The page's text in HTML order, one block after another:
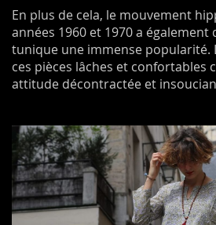
En plus de cela, le mouvement
années 1960 et 1970 a
tunique une immense popularité.
ces pièces lâches et confortables
attitude décontractée et